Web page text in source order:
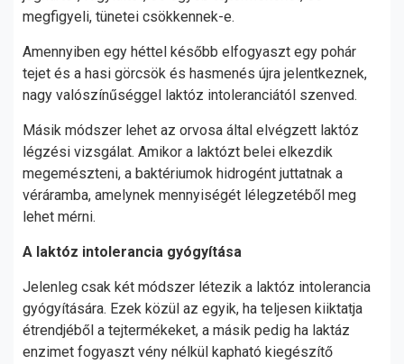
megfigyeli, tünetei csökkennek-e.
Amennyiben egy héttel később elfogyaszt egy pohár
tejet és a hasi görcsök és hasmenés újra jelentkeznek,
nagy valószínűséggel laktóz intoleranciától szenved.
Másik módszer lehet az orvosa által elvégzett laktóz
légzési vizsgálat. Amikor a laktózt belei elkezdik
megemészteni, a baktériumok hidrogént juttatnak a
véráramba, amelynek mennyiségét lélegzetéből meg
lehet mérni.
A laktóz intolerancia gyógyítása
Jelenleg csak két módszer létezik a laktóz intolerancia
gyógyítására. Ezek közül az egyik, ha teljesen kiiktatja
étrendjéből a tejtermékeket, a másik pedig ha laktáz
enzimet fogyaszt vény nélkül kapható kiegészítő